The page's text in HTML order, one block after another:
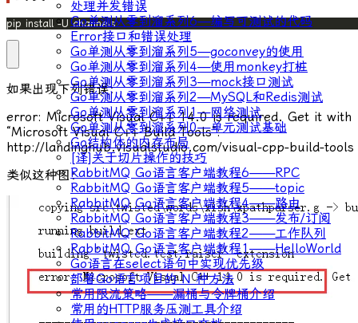
处理并发错误
Go单测从零到溜系列6—编写可测试的代码
Error接口和错误处理
Go单测从零到溜系列5—goconvey的使用
Go单测从零到溜系列4—使用monkey打桩
Go单测从零到溜系列3—mock接口测试
Go单测从零到溜系列2—MySQL和Redis测试
Go单测从零到溜系列1—网络测试
Go单测从零到溜系列0—单元测试基础
Go结构体的内存布局
[译]关于切片操作的技巧
RabbitMQ Go语言客户端教程6——RPC
RabbitMQ Go语言客户端教程5——topic
RabbitMQ Go语言客户端教程4——路由
RabbitMQ Go语言客户端教程3——发布/订阅
RabbitMQ Go语言客户端教程2——工作队列
RabbitMQ Go语言客户端教程1——HelloWorld
Go语言在select语句中实现优先级
部署Go语言项目的 N 种方法
常用限流策略——漏桶与令牌桶介绍
常用的HTTP服务压测工具介绍
pip install -U channels
如果出现下列错误：
error: Microsoft Visual C++ 14.0 is required. Get it with
“Microsoft Visual C++ Build Tools”:
http://landinghub.visualstudio.com/visual-cpp-build-tools
类似这种图：